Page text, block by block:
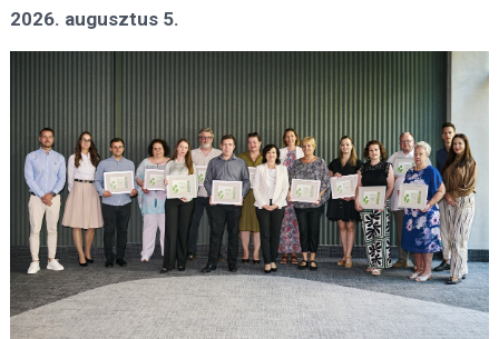
2026. augusztus 5.